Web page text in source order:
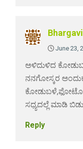
Bhargavi
June 23,
ಅಳಿದುಳಿದ
ನನಗೋಸ್ಕರ
ಸಧ್ಯದಲ್ಲೆ ಮಾಡಿ
Reply